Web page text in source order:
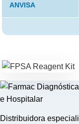
ANVISA
Distribuidora